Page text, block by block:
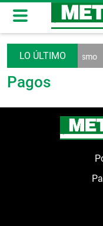
decreto contra el turismo
Pagos